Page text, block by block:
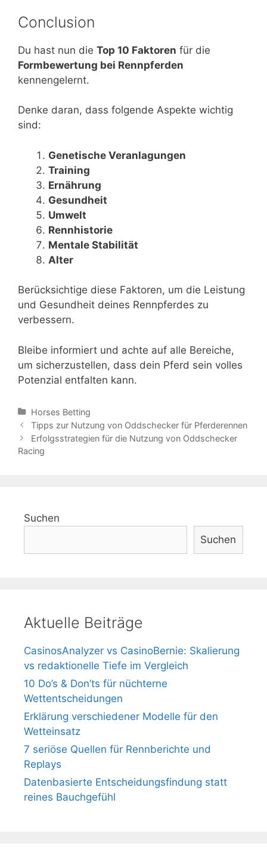
Conclusion
Du hast nun die Top 10 Faktoren für die
Formbewertung bei Rennpferden
kennengelernt.
Denke daran, dass folgende Aspekte wichtig
sind:
Genetische Veranlagungen
Training
Ernährung
Gesundheit
Umwelt
Rennhistorie
Mentale Stabilität
Alter
Berücksichtige diese Faktoren, um die Leistung
und Gesundheit deines Rennpferdes zu
verbessern.
Bleibe informiert und achte auf alle Bereiche,
um sicherzustellen, dass dein Pferd sein volles
Potenzial entfalten kann.
Categories
Horses Betting
Post
navigation
Tipps zur Nutzung von Oddschecker für Pferderennen
Erfolgsstrategien für die Nutzung von Oddschecker
Racing
Suchen
Suchen
Aktuelle Beiträge
CasinosAnalyzer vs CasinoBernie: Skalierung
vs redaktionelle Tiefe im Vergleich
10 Do’s & Don’ts für nüchterne
Wettentscheidungen
Erklärung verschiedener Modelle für den
Wetteinsatz
7 seriöse Quellen für Rennberichte und
Replays
Datenbasierte Entscheidungsfindung statt
reines Bauchgefühl